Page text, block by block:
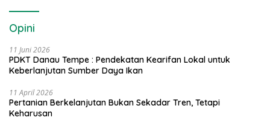
Opini
11 Juni 2026
PDKT Danau Tempe : Pendekatan Kearifan Lokal untuk
Keberlanjutan Sumber Daya Ikan
11 April 2026
Pertanian Berkelanjutan Bukan Sekadar Tren, Tetapi
Keharusan